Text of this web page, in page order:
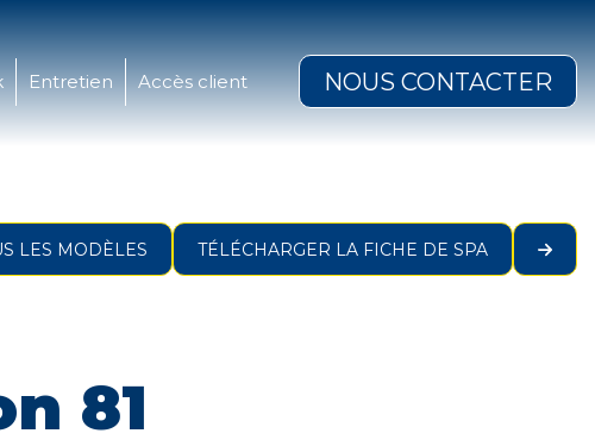
Entretien Accès client NOUS CONTACTER
LES MODÈLES TÉLÉCHARGER LA FICHE DE SPA
81